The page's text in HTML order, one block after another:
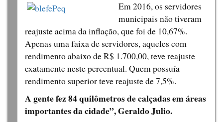
Em 2016, os servidores
municipais não tiveram
reajuste acima da inflação, que foi de 10,67%.
Apenas uma faixa de servidores, aqueles com
rendimento abaixo de R$ 1.700,00, teve reajuste
exatamente neste percentual. Quem possuía
rendimento superior teve reajuste de 7,5%.
A gente fez 84 quilômetros de calçadas em áreas
importantes da cidade”, Geraldo Julio.